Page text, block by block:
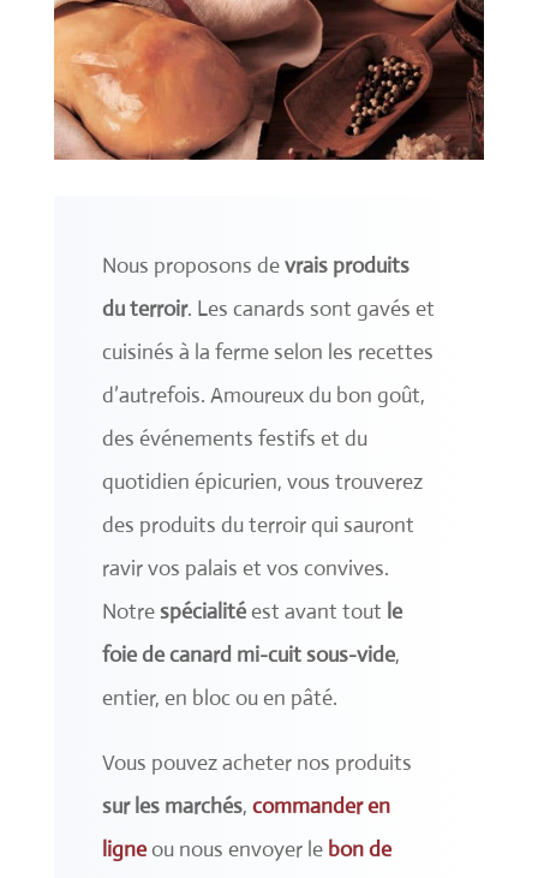
Nous proposons devrais produits
du terroir. Les canards sont gavés et
cuisinés à la ferme selon les recettes
d’autrefois. Amoureux du bon goût,
des événements festifs et du
quotidien épicurien, vous trouverez
des produits du terroir qui sauront
ravir vos palais et vos convives.
Notrespécialitéest avant tout le
foie de canard mi-cuit sous-vide,
entier, en bloc ou en pâté.
Vous pouvez acheter nos produits
sur les marchés, commander en
ligneou nous envoyer le bon de